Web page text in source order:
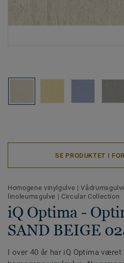
SE PRODUKTET I
Homogene vinylgulve |
linoleumsgulve | Circular Collection
iQ Optima -
SAND BEIGE
I over 40 år har iQ Optima